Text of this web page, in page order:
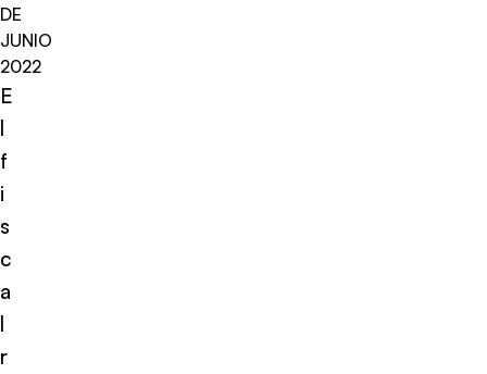
DE
JUNIO
2022
E
l
f
i
s
c
a
l
r